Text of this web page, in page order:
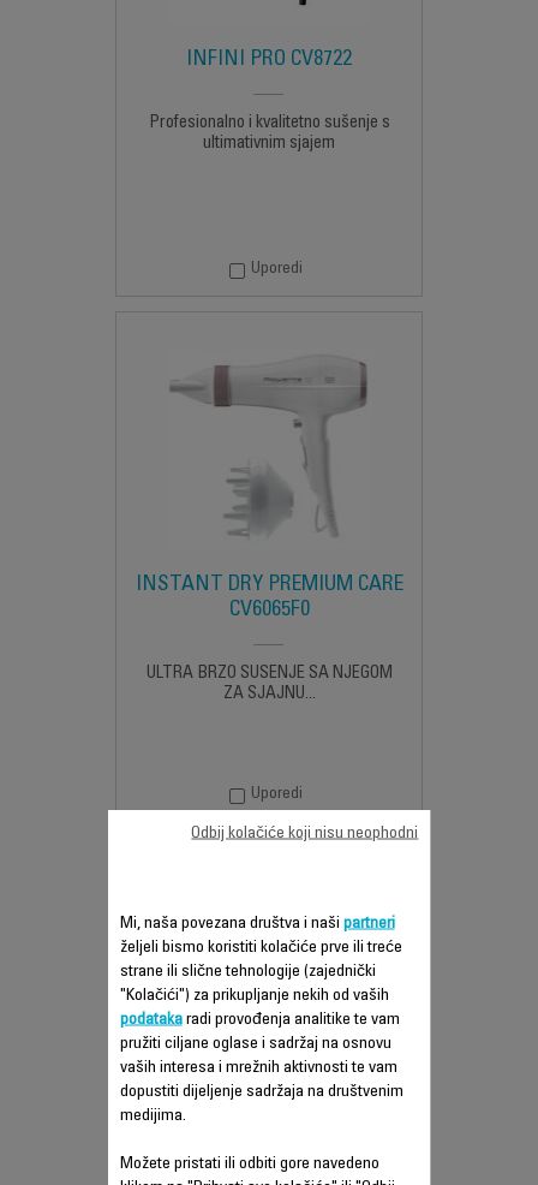
INFINI PRO CV8722
Profesionalno i kvalitetno sušenje s
ultimativnim sjajem
Uporedi
INSTANT DRY PREMIUM CARE
CV6065F0
ULTRA BRZO SUŠENJE SA NJEGOM
ZA SJAJNU...
Uporedi
COMPACT PRO CV4721F0
SNAŽAN POPUT PROFESIONALNOG
Mi, naša povezana društva i naši partneri
željeli bismo koristiti kolačiće prve ili treće
strane ili slične tehnologije (zajednički
"Kolačići") za prikupljanje nekih od vaših
podatakaradi provođenja analitike te vam
pružiti ciljane oglase i sadržaj na osnovu
vaših interesa i mrežnih aktivnosti te vam
dopustiti dijeljenje sadržaja na društvenim
medijima.
Možete pristati ili odbiti gore navedeno
Odbij kolačiće koji nisu neophodni